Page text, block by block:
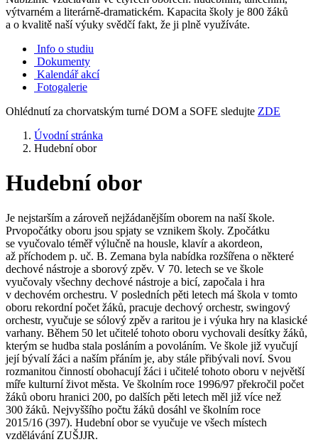
výtvarném a literárně-dramatickém. Kapacita školy je 800 žáků
a o kvalitě naší výuky svědčí fakt, že ji plně využíváte.
Info o studiu
Dokumenty
Kalendář akcí
Fotogalerie
Ohlédnutí za chorvatským turné DOM a SOFE sledujte ZDE
Úvodní stránka
Hudební obor
Hudební obor
Je nejstarším a zároveň nejžádanějším oborem na naší škole.
Prvopočátky oboru jsou spjaty se vznikem školy. Zpočátku
se vyučovalo téměř výlučně na housle, klavír a akordeon,
až příchodem p. uč. B. Zemana byla nabídka rozšířena o některé
dechové nástroje a sborový zpěv. V 70. letech se ve škole
vyučovaly všechny dechové nástroje a bicí, započala i hra
v dechovém orchestru. V posledních pěti letech má škola v tomto
oboru rekordní počet žáků, pracuje dechový orchestr, swingový
orchestr, vyučuje se sólový zpěv a raritou je i výuka hry na klasické
varhany. Během 50 let učitelé tohoto oboru vychovali desítky žáků,
kterým se hudba stala posláním a povoláním. Ve škole již vyučují
její bývalí žáci a naším přáním je, aby stále přibývali noví. Svou
rozmanitou činností obohacují žáci i učitelé tohoto oboru v největší
míře kulturní život města. Ve školním roce 1996/97 překročil počet
žáků oboru hranici 200, po dalších pěti letech měl již více než
300 žáků. Nejvyššího počtu žáků dosáhl ve školním roce
2015/16 (397). Hudební obor se vyučuje ve všech místech
vzdělávání ZUŠJJR.